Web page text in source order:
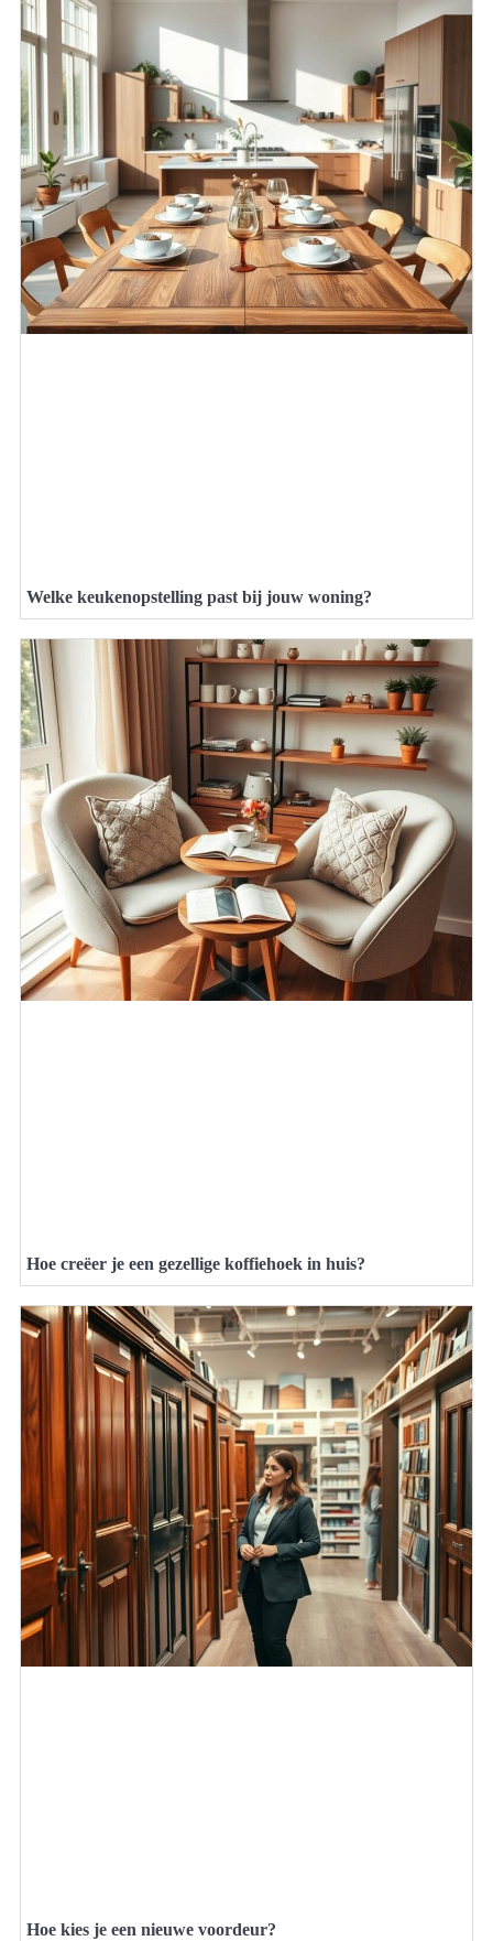
Welke keukenopstelling past bij jouw woning?
Hoe creëer je een gezellige koffiehoek in huis?
Hoe kies je een nieuwe voordeur?